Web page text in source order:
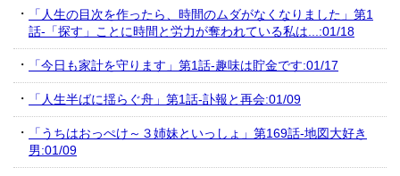
「人生の目次を作ったら、時間のムダがなくなりました」第1
話-「探す」ことに時間と労力が奪われている私は...:01/18
「今日も家計を守ります」第1話-趣味は貯金です:01/17
「人生半ばに揺らぐ舟」第1話-訃報と再会:01/09
「うちはおっぺけ～３姉妹といっしょ」第169話-地図大好き
男:01/09